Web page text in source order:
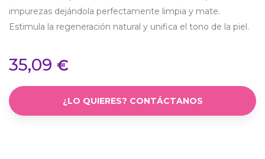
impurezas dejándola perfectamente limpia y mate.
Estimula la regeneración natural y unifica el tono de la piel.
35,09 €
¿LO QUIERES? CONTÁCTANOS